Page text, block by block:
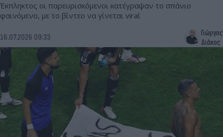
Έκπληκτος οι παρευρισκόμενοι κατέγραψαν το σπάνιο
φαινόμενο, με το βίντεο να γίνεται viral.
16.07.2026 09:33
Γιώργος
Διάκος